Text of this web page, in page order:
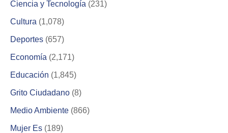
Ciencia y Tecnología (231)
Cultura (1,078)
Deportes (657)
Economía (2,171)
Educación (1,845)
Grito Ciudadano (8)
Medio Ambiente (866)
Mujer Es (189)